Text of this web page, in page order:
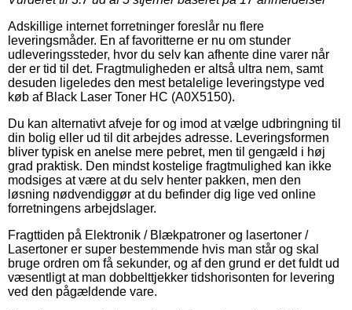
Adskillige internet forretninger foreslår nu flere
leveringsmåder. En af favoritterne er nu om stunder
udleveringssteder, hvor du selv kan afhente dine varer når
der er tid til det. Fragtmuligheden er altså ultra nem, samt
desuden ligeledes den mest betalelige leveringstype ved
køb af Black Laser Toner HC (A0X5150).
Du kan alternativt afveje for og imod at vælge udbringning til
din bolig eller ud til dit arbejdes adresse. Leveringsformen
bliver typisk en anelse mere pebret, men til gengæld i høj
grad praktisk. Den mindst kostelige fragtmulighed kan ikke
modsiges at være at du selv henter pakken, men den
løsning nødvendiggør at du befinder dig lige ved online
forretningens arbejdslager.
Fragttiden på Elektronik / Blækpatroner og lasertoner /
Lasertoner er super bestemmende hvis man står og skal
bruge ordren om få sekunder, og af den grund er det fuldt ud
væsentligt at man dobbelttjekker tidshorisonten for levering
ved den pågældende vare.